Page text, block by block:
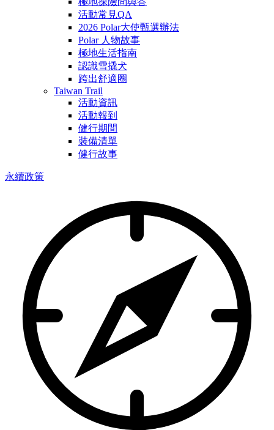
活動常見QA
2026 Polar大使甄選辦法
Polar 人物故事
極地生活指南
認識雪撬犬
跨出舒適圈
Taiwan Trail
活動資訊
活動報到
健行期間
裝備清單
健行故事
永續政策